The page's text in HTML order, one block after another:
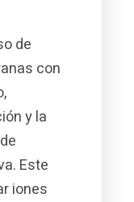
de
con
y la
Este
iones